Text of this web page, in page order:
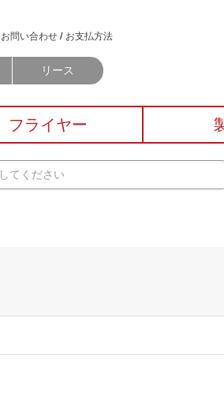
お問い合わせ お支払方法
リース
フライヤー